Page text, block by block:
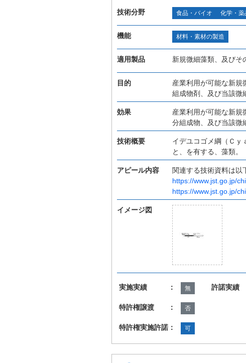
技術分野 食品・バイオ 化学・薬
機能 材料・素材の製造
適用製品 新規微細藻類、及びそ
目的
産業利用が可能な新規
組成物剤、及び当該微
効果
産業利用が可能な新規
分組成物、及び当該微
技術概要
イデユコゴメ綱（Ｃｙ
と、を有する、藻類。
アピール内容
関連する技術資料は以
https://www.jst.go.jp/
https://www.jst.go.jp/
イメージ図
実施実績 ： 無 許諾実績
特許権譲渡 ： 否
特許権実施許諾： 可